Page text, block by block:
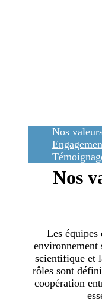
Nos
Nos
Les équipes
environnement
scientifique et
rôles sont
coopération